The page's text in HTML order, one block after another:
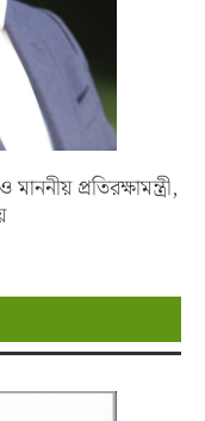
প্রতিরক্ষামন্ত্রী,